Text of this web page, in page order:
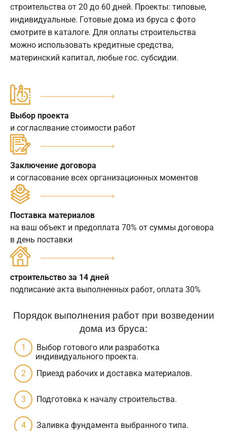
строительства от 20 до 60 дней. Проекты: типовые,
индивидуальные. Готовые дома из бруса с фото
смотрите в каталоге. Для оплаты строительства
можно использовать кредитные средства,
материнский капитал, любые гос. субсидии.
Выбор проекта
и согласлвание стоимости работ
Заключение договора
и согласование всех организационных моментов
Поставка материалов
на ваш объект и предоплата 70% от суммы договора
в день поставки
строительство за 14 дней
подписание акта выполненных работ, оплата 30%
Порядок выполнения работ при возведении
дома из бруса:
Выбор готового или разработка
индивидуального проекта.
Приезд рабочих и доставка материалов.
Подготовка к началу строительства.
Заливка фундамента выбранного типа.